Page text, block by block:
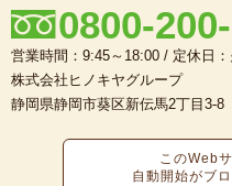
0800-
営業時間：9:45～18:00 / 定休日
株式会社ヒノキヤグループ
静岡県静岡市葵区新伝馬2丁目3-8
このWeb
自動開始がブ